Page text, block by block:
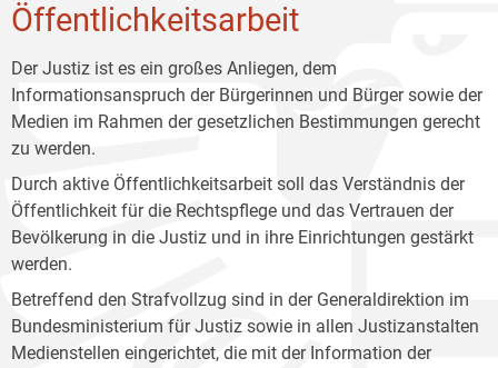
Öffentlichkeitsarbeit
Der Justiz ist es ein großes Anliegen, dem
Informationsanspruch der Bürgerinnen und Bürger sowie der
Medien im Rahmen der gesetzlichen Bestimmungen gerecht
zu werden.
Durch aktive Öffentlichkeitsarbeit soll das Verständnis der
Öffentlichkeit für die Rechtspflege und das Vertrauen der
Bevölkerung in die Justiz und in ihre Einrichtungen gestärkt
werden.
Betreffend den Strafvollzug sind in der Generaldirektion im
Bundesministerium für Justiz sowie in allen Justizanstalten
Medienstellen eingerichtet, die mit der Information der